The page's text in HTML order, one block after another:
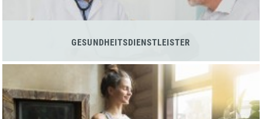
GESUNDHEITSDIENSTLEISTER